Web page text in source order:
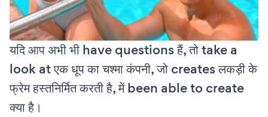
यदि आप अभी भी have questions हैं, तो take a
look at एक धूप का चश्मा कंपनी, जो creates लकड़ी के
फ्रेम हस्तनिर्मित करती है, में been able to create
क्या है।